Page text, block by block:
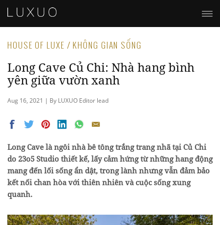
HOUSE OF LUXE / KHÔNG GIAN SỐNG
Long Cave Củ Chi: Nhà hang bình
yên giữa vườn xanh
Aug 16, 2021 | By LUXUO Editor lead
Long Cave là ngôi nhà bê tông trắng trang nhã tại Củ Chi
do 23o5 Studio thiết kế, lấy cảm hứng từ những hang động
mang đến lối sống ẩn dật, trong lành nhưng vẫn đảm bảo
kết nối chan hòa với thiên nhiên và cuộc sống xung
quanh.